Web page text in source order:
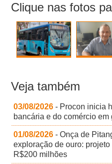
Clique nas fotos
Veja também
03/08/2026 - Procon inicia
bancária e do comércio em
01/08/2026 - Onça de
exploração de ouro:
R$200 milhões